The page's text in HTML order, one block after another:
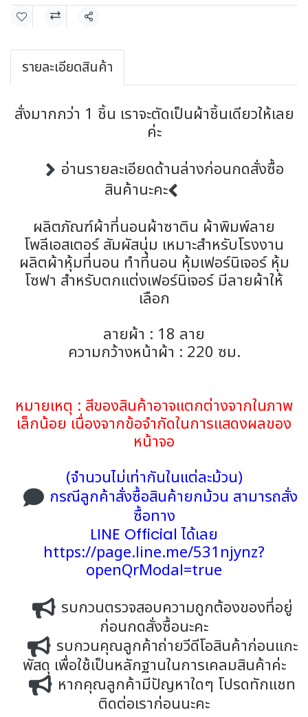
แชร์
รายละเอียดสินค้า
สั่งมากกว่า 1 ชิ้น เราจะตัดเป็นผ้าชิ้นเดียวให้เลย
ค่ะ
อ่านรายละเอียดด้านล่างก่อนกดสั่งซื้อ
สินค้านะคะ
ผลิตภัณฑ์ผ้าที่นอนผ้าซาติน ผ้าพิมพ์ลาย
โพลีเอสเตอร์ สัมผัสนุ่ม เหมาะสำหรับโรงงาน
ผลิตผ้าหุ้มที่นอน ทำที่นอน หุ้มเฟอร์นิเจอร์ หุ้ม
โซฟา สำหรับตกแต่งเฟอร์นิเจอร์ มีลายผ้าให้
เลือก
ลายผ้า : 18 ลาย
ความกว้างหน้าผ้า : 220 ซม.
หมายเหตุ : สีของสินค้าอาจแตกต่างจากในภาพ
เล็กน้อย เนื่องจากข้อจำกัดในการแสดงผลของ
หน้าจอ
(จำนวนไม่เท่ากันในแต่ละม้วน)
กรณีลูกค้าสั่งซื้อสินค้ายกม้วน สามารถสั่ง
ซื้อทาง
LINE Official ได้เลย
https://page.line.me/531njynz?
openQrModal=true
รบกวนตรวจสอบความถูกต้องของที่อยู่
ก่อนกดสั่งซื้อนะคะ
รบกวนคุณลูกค้าถ่ายวีดีโอสินค้าก่อนแกะ
พัสดุ เพื่อใช้เป็นหลักฐานในการเคลมสินค้าค่ะ
หากคุณลูกค้ามีปัญหาใดๆ โปรดทักแชท
ติดต่อเราก่อนนะคะ